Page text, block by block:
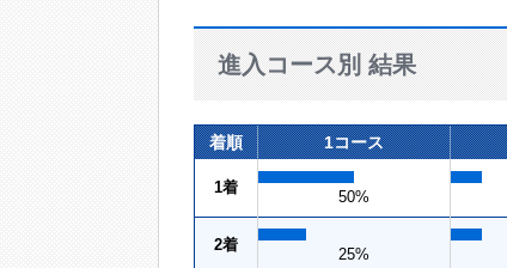
進入コース別 結果
着順 1コース
1着
50%
2着
25%